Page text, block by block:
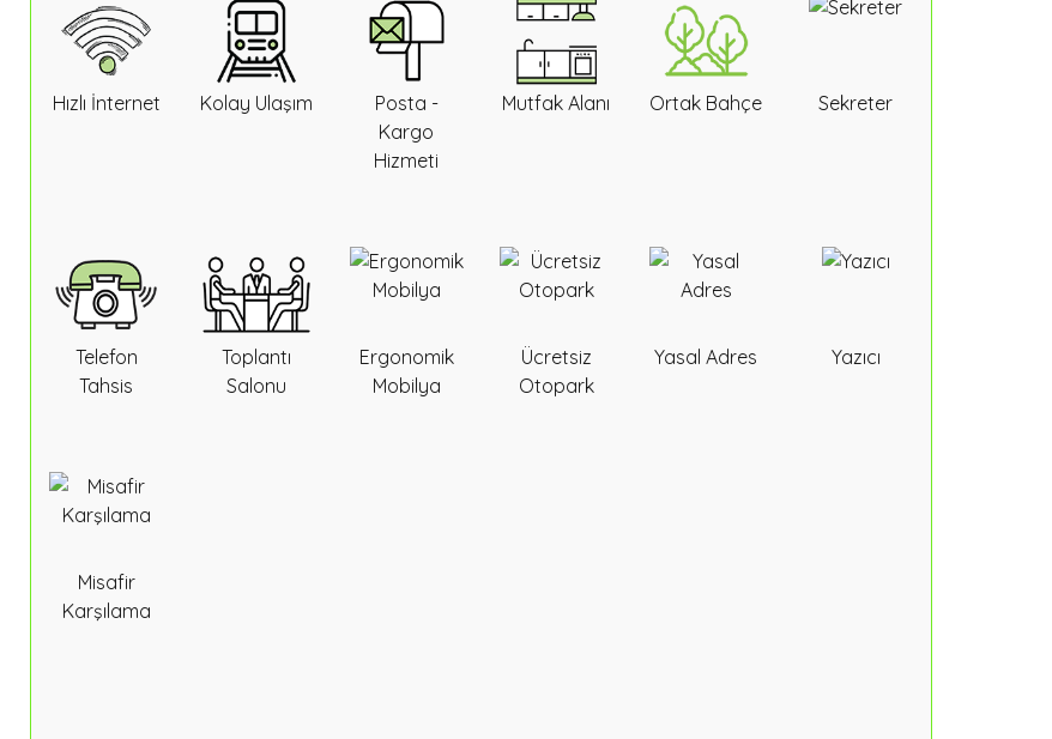
Hızlı İnternet Kolay Ulaşım
Posta -
Kargo
Hizmeti
Mutfak Alanı Ortak Bahçe Sekreter
Telefon
Tahsis
Toplantı
Salonu
Ergonomik
Mobilya
Ücretsiz
Otopark
Yasal Adres Yazıcı
Misafir
Karşılama